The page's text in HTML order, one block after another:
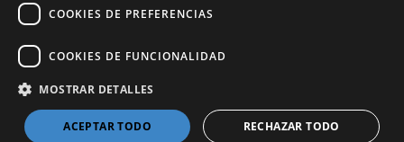
COOKIES DE PREFERENCIAS
COOKIES DE FUNCIONALIDAD
MOSTRAR DETALLES
ACEPTAR TODO RECHAZAR TODO